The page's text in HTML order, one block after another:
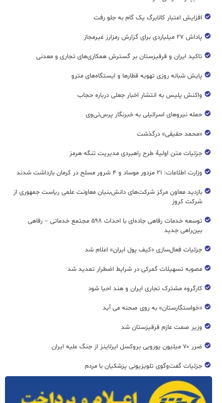
افزایش اعتبار کالابرگ یک گام به جلو رفت
پاداش ۲۷ میلیاردی برای گزارش رمزارز غیرمجاز
تاکید ایران و قرقیزستان بر گسترش همکاری‌های تجاری و معدنی
پایش شبانه روزی تهویه قطار‌ها و ایستگاه‌های مترو
واکنش پلیس به انتشار اخبار جعلی درباره حجاب
حمله نیروهای اسرائیلی به خبرنگار پرس‌تی‌وی
«محمد حقیقی» درگذشت
جزئیات متن اولیۀ طرح راهبردی مدیریت تنگه هرمز
وزارت اطلاعات: ۲۱ مزدور موساد و ۴ شرور مسلح در کرمان بازداشت شدند
بازدید معاون مرکز شرکت‌های دانش‌بنیان معاونت علمی ریاست جمهوری از
شرکت کروز
توسعه خدمات رفاهی جاده‌ای با احداث ۵۹۸ مجتمع خدماتی – رفاهی
بین‌راهی جدید
جزئیات فعال‌سازی «کیف پول ایران» اعلام شد
مصوبه تسهیلات گمرکی در شرایط اضطرار تمدید شد
کارگروه مشترک تجاری ایران و هند احیا شود
«خواستگارستان» به روی صحنه می آید
وزیر صمت عازم قرقیزستان شد
ضرر ۷۰ میلیون یورویی بروکسل ایرلاینز از جنگ علیه ایران
جزئیات گفت‌وگوی تلویزیونی پزشکیان با مردم